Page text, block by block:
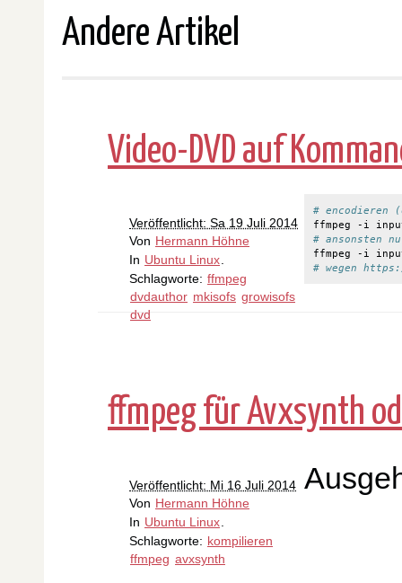
Andere Artikel
Video-DVD auf
Veröffentlicht: Sa 19 Juli 2014
Von Hermann Höhne
In Ubuntu Linux.
Schlagworte: ffmpeg
dvdauthor mkisofs growisofs
dvd
# encodieren
# ansonsten
# wegen
ffmpeg für Avxsynth
Veröffentlicht: Mi 16 Juli 2014
Von Hermann Höhne
In Ubuntu Linux
Schlagworte: kompilieren
ffmpeg avxsynth